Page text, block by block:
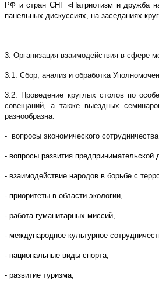
РФ и стран СНГ «Патриотизм и дружба
панельных дискуссиях, на заседаниях
3. Организация взаимодействия в сфере
3.1. Сбор, анализ и обработка
3.2. Проведение круглых столов по
совещаний, а также выездных
разнообразна:
- вопросы экономического
- вопросы развития предпринимательской
- взаимодействие народов в борьбе с
- приоритеты в области экологии,
- работа гуманитарных миссий,
- международное культурное
- национальные виды спорта,
- развитие туризма,